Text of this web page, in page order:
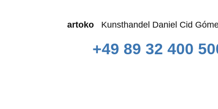
artokoKunsthandel Daniel Cid
+49 89 32